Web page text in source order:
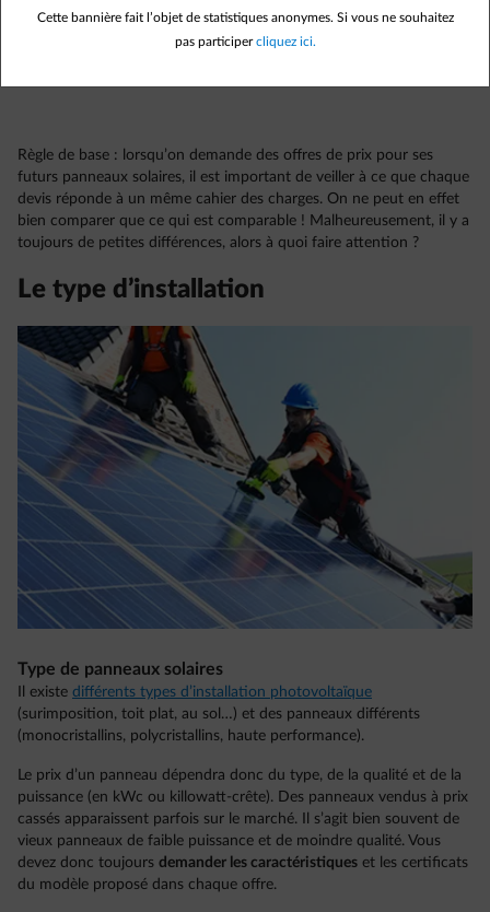
Règle de base : lorsqu’on demande des offres de prix pour ses
futurs panneaux solaires, il est important de veiller à ce que chaque
devis réponde à un même cahier des charges. On ne peut en effet
bien comparer que ce qui est comparable ! Malheureusement, il y a
toujours de petites différences, alors à quoi faire attention ?
Le type d’installation
Type de panneaux solaires
Il existe différents types d’installation photovoltaïque
(surimposition, toit plat, au sol…) et des panneaux différents
(monocristallins, polycristallins, haute performance).
Le prix d’un panneau dépendra donc du type, de la qualité et de la
puissance (en kWc ou killowatt-crête). Des panneaux vendus à prix
cassés apparaissent parfois sur le marché. Il s’agit bien souvent de
vieux panneaux de faible puissance et de moindre qualité. Vous
devez donc toujours demander les caractéristiques et les certificats
du modèle proposé dans chaque offre.
Cette bannière fait l’objet de statistiques anonymes. Si vous ne souhaitez
pas participercliquez ici.